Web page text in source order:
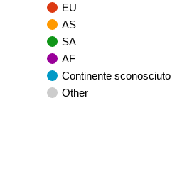
EU
AS
SA
AF
Continente sconosciuto
Other